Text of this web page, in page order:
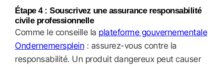
Étape 4 : Souscrivez une assurance responsabilité
civile professionnelle
Comme le conseille la plateforme gouvernementale
Ondernemersplein : assurez-vous contre la
responsabilité. Un produit dangereux peut causer